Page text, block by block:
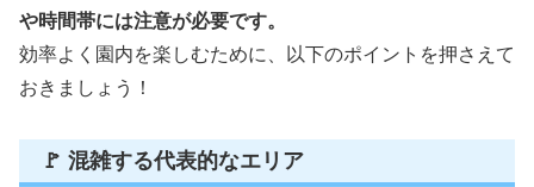
や時間帯には注意が必要です。
効率よく園内を楽しむために、以下のポイントを押さえて
おきましょう！
🚩 混雑する代表的なエリア